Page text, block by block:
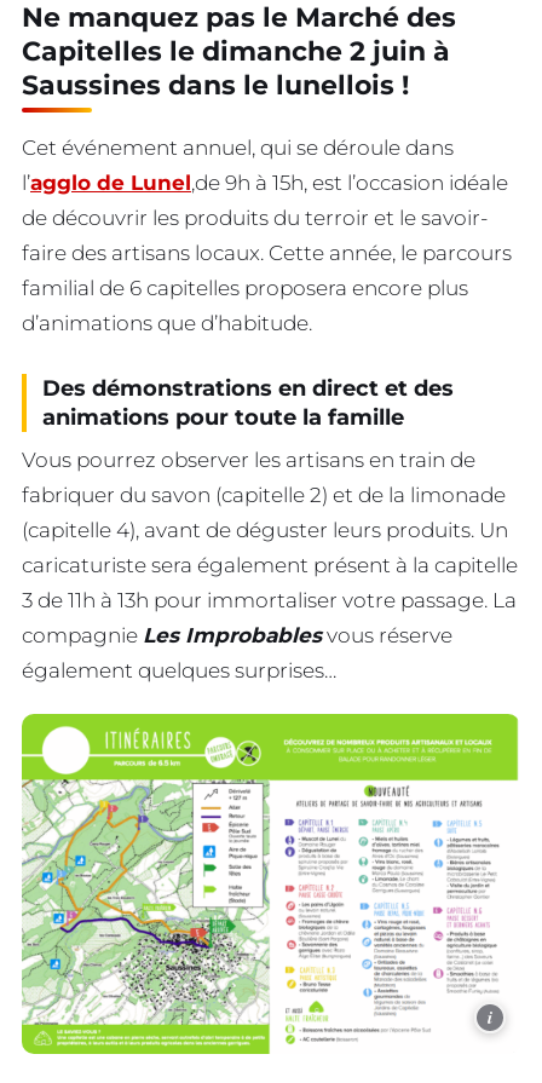
Ne manquez pas le Marché des
Capitelles le dimanche 2 juin à
Saussines dans le lunellois !
Cet événement annuel, qui se déroule dans
l’agglo de Lunel,de 9h à 15h, est l’occasion idéale
de découvrir les produits du terroir et le savoir-
faire des artisans locaux. Cette année, le parcours
familial de 6 capitelles proposera encore plus
d’animations que d’habitude.
Des démonstrations en direct et des
animations pour toute la famille
Vous pourrez observer les artisans en train de
fabriquer du savon (capitelle 2) et de la limonade
(capitelle 4), avant de déguster leurs produits. Un
caricaturiste sera également présent à la capitelle
3 de 11h à 13h pour immortaliser votre passage. La
compagnie Les Improbablesvous réserve
également quelques surprises…
i